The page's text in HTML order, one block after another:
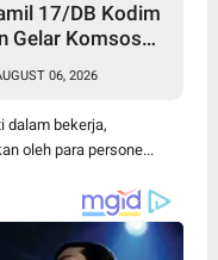
17/DB Kodim
Gelar Komsos
06, 2026
dalam bekerja,
oleh para persone...